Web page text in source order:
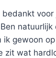
bedankt
natuurlijk
ik gewoon
zit wat